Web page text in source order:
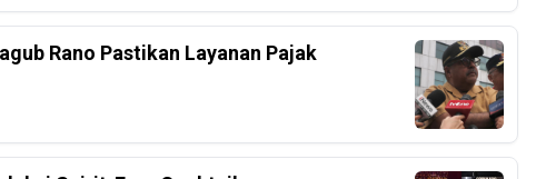
Rano Pastikan Layanan Pajak